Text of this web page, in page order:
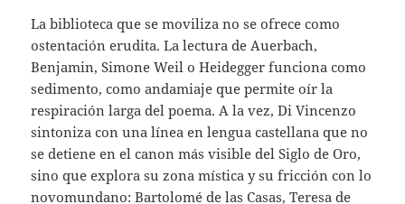
La biblioteca que se moviliza no se ofrece como
ostentación erudita. La lectura de Auerbach,
Benjamin, Simone Weil o Heidegger funciona como
sedimento, como andamiaje que permite oír la
respiración larga del poema. A la vez, Di Vincenzo
sintoniza con una línea en lengua castellana que no
se detiene en el canon más visible del Siglo de Oro,
sino que explora su zona mística y su fricción con lo
novomundano: Bartolomé de las Casas, Teresa de